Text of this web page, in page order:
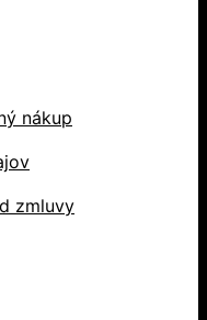
nákup
zmluvy